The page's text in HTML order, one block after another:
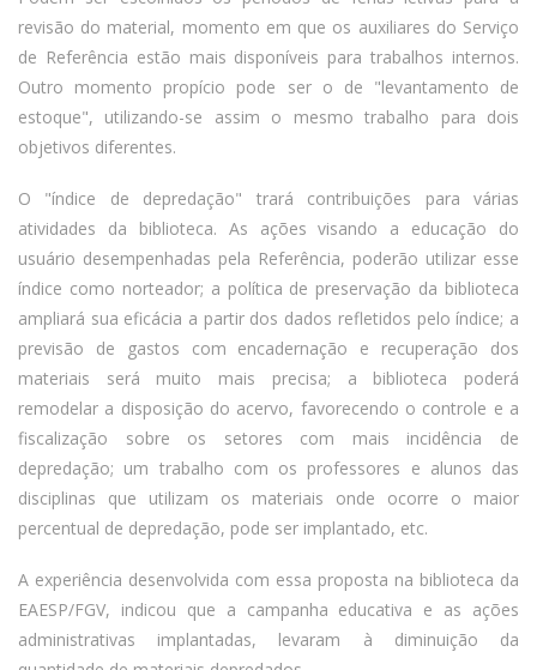
revisão do material, momento em que os auxiliares do Serviço
de Referência estão mais disponíveis para trabalhos internos.
Outro momento propício pode ser o de "levantamento de
estoque", utilizando-se assim o mesmo trabalho para dois
objetivos diferentes.
O "índice de depredação" trará contribuições para várias
atividades da biblioteca. As ações visando a educação do
usuário desempenhadas pela Referência, poderão utilizar esse
índice como norteador; a política de preservação da biblioteca
ampliará sua eficácia a partir dos dados refletidos pelo índice; a
previsão de gastos com encadernação e recuperação dos
materiais será muito mais precisa; a biblioteca poderá
remodelar a disposição do acervo, favorecendo o controle e a
fiscalização sobre os setores com mais incidência de
depredação; um trabalho com os professores e alunos das
disciplinas que utilizam os materiais onde ocorre o maior
percentual de depredação, pode ser implantado, etc.
A experiência desenvolvida com essa proposta na biblioteca da
EAESP/FGV, indicou que a campanha educativa e as ações
administrativas implantadas, levaram à diminuição da